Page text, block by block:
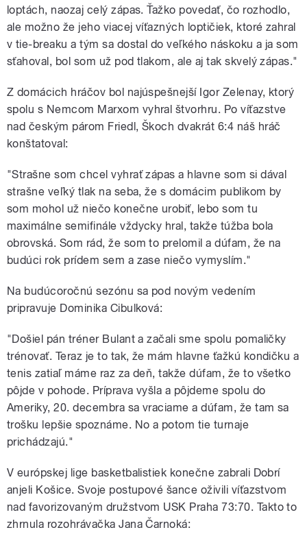
loptách, naozaj celý zápas. Ťažko povedať, čo rozhodlo,
ale možno že jeho viacej víťazných loptičiek, ktoré zahral
v tie-breaku a tým sa dostal do veľkého náskoku a ja som
sťahoval, bol som už pod tlakom, ale aj tak skvelý zápas."
Z domácich hráčov bol najúspešnejší Igor Zelenay, ktorý
spolu s Nemcom Marxom vyhral štvorhru. Po víťazstve
nad českým párom Friedl, Škoch dvakrát 6:4 náš hráč
konštatoval:
"Strašne som chcel vyhrať zápas a hlavne som si dával
strašne veľký tlak na seba, že s domácim publikom by
som mohol už niečo konečne urobiť, lebo som tu
maximálne semifinále vždycky hral, takže túžba bola
obrovská. Som rád, že som to prelomil a dúfam, že na
budúci rok prídem sem a zase niečo vymyslím."
Na budúcoročnú sezónu sa pod novým vedením
pripravuje Dominika Cibulková:
"Došiel pán tréner Bulant a začali sme spolu pomaličky
trénovať. Teraz je to tak, že mám hlavne ťažkú kondičku a
tenis zatiaľ máme raz za deň, takže dúfam, že to všetko
pôjde v pohode. Príprava vyšla a pôjdeme spolu do
Ameriky, 20. decembra sa vraciame a dúfam, že tam sa
trošku lepšie spoznáme. No a potom tie turnaje
prichádzajú."
V európskej lige basketbalistiek konečne zabrali Dobrí
anjeli Košice. Svoje postupové šance oživili víťazstvom
nad favorizovaným družstvom USK Praha 73:70. Takto to
zhrnula rozohrávačka Jana Čarnoká: